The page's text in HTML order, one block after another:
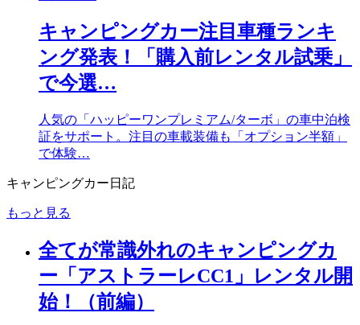
キャンピングカー注目車種ランキ
ング発表！「購入前レンタル試乗」
で今選…
人気の「ハッピーワンプレミアム/ターボ」の車中泊検
証をサポート。注目の車載装備も「オプション半額」
で体験…
キャンピングカー日記
もっと見る
全てが常識外れのキャンピングカ
ー「アストラーレCC1」レンタル開
始！（前編）